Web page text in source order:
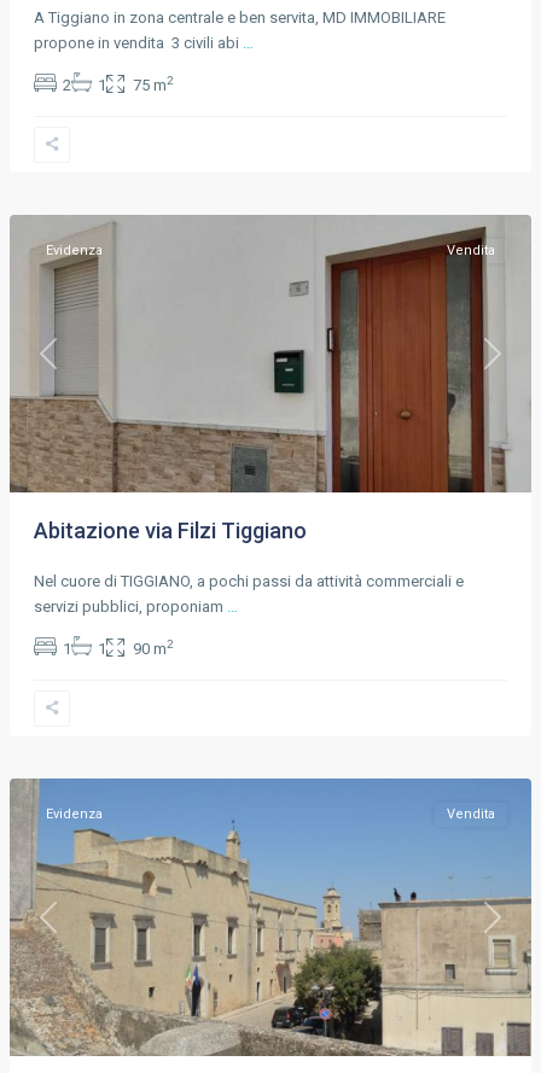
A Tiggiano in zona centrale e ben servita, MD IMMOBILIARE
propone in vendita 3 civili abi …
2 1 75 m2
Previous Next
Evidenza Vendita
Abitazione via Filzi Tiggiano
Nel cuore di TIGGIANO, a pochi passi da attività commerciali e
servizi pubblici, proponiam …
1 1 90 m2
Previous Next
Evidenza Vendita